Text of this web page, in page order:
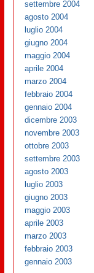
settembre 2004
agosto 2004
luglio 2004
giugno 2004
maggio 2004
aprile 2004
marzo 2004
febbraio 2004
gennaio 2004
dicembre 2003
novembre 2003
ottobre 2003
settembre 2003
agosto 2003
luglio 2003
giugno 2003
maggio 2003
aprile 2003
marzo 2003
febbraio 2003
gennaio 2003